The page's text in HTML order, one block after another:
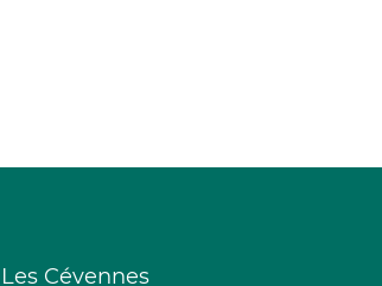
Les Cévennes